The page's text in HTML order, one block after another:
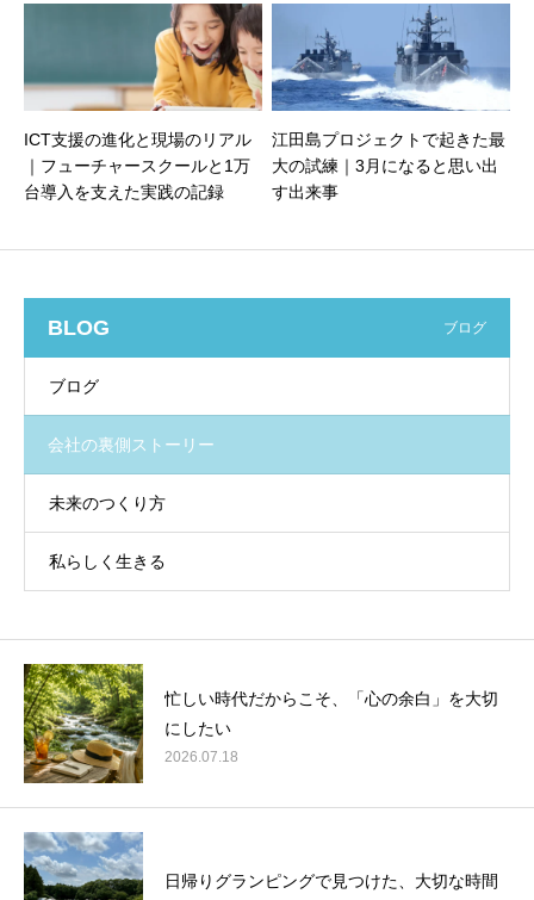
ICT支援の進化と現場のリアル
｜フューチャースクールと1万
台導入を支えた実践の記録
江田島プロジェクトで起きた最
大の試練｜3月になると思い出
す出来事
BLOG ブログ
ブログ
会社の裏側ストーリー
未来のつくり方
私らしく生きる
忙しい時代だからこそ、「心の余白」を大切
にしたい
2026.07.18
日帰りグランピングで見つけた、大切な時間